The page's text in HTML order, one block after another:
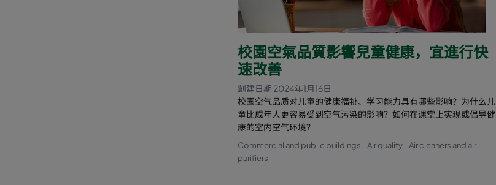
校園空氣品質影響兒童健康，宜進行快
速改善
創建日期 2024年1月16日
校园空气品质对儿童的健康福祉、学习能力具有哪些影响？为什么儿
童比成年人更容易受到空气污染的影响？如何在课堂上实现或倡导健
康的室内空气环境？
Commercial and public buildings Air quality
Air cleaners and air
purifiers